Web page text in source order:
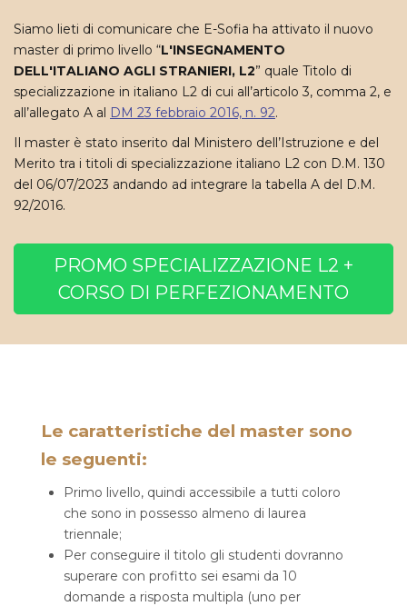
Siamo lieti di comunicare che E-Sofia ha attivato il nuovo
master di primo livello “L'INSEGNAMENTO
DELL'ITALIANO AGLI STRANIERI, L2” quale Titolo di
specializzazione in italiano L2 di cui all’articolo 3, comma 2, e
all’allegato A al DM 23 febbraio 2016, n. 92.
Il master è stato inserito dal Ministero dell’Istruzione e del
Merito tra i titoli di specializzazione italiano L2 con D.M. 130
del 06/07/2023 andando ad integrare la tabella A del D.M.
92/2016.
PROMO SPECIALIZZAZIONE L2 +
CORSO DI PERFEZIONAMENTO
Le caratteristiche del master sono
le seguenti:
Primo livello, quindi accessibile a tutti coloro
che sono in possesso almeno di laurea
triennale;
Per conseguire il titolo gli studenti dovranno
superare con profitto sei esami da 10
domande a risposta multipla (uno per